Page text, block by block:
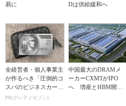
易に
Dは供給緩和へ
全経営者・個人事業主
が作るべき「圧倒的コ
スパのビジネスカー
ド」
PR(クレディセゾン)
中国最大のDRAMメ
ーカーCXMTがIPO
へ 増産とHBM開発